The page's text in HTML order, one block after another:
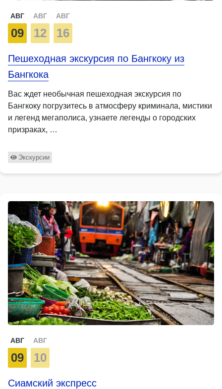
АВГ
09
АВГ
12
АВГ
16
Пешеходная экскурсия по Бангкоку из
Бангкока
Вас ждет необычная пешеходная экскурсия по
Бангкоку погрузитесь в атмосферу криминала, мистики
и легенд мегаполиса, узнаете легенды о городских
призраках, …
Экскурсии
АВГ
09
АВГ
10
Сиамский экспресс